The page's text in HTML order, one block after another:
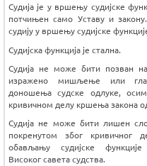
Судија је у вршењу судијске
потчињен само Уставу и
судију у вршењу судијске
Судијска функција је стална.
Судија не може бити позван
изражено мишљење или
доношења судске одлуке,
кривичном делу кршења закона
Судија не може бити лишен
покренутом због кривичног
обављању судијске
Високог савета судства.